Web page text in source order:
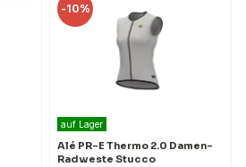
-10%
auf Lager
Alé PR-E Thermo 2.0 Damen-
Radweste Stucco